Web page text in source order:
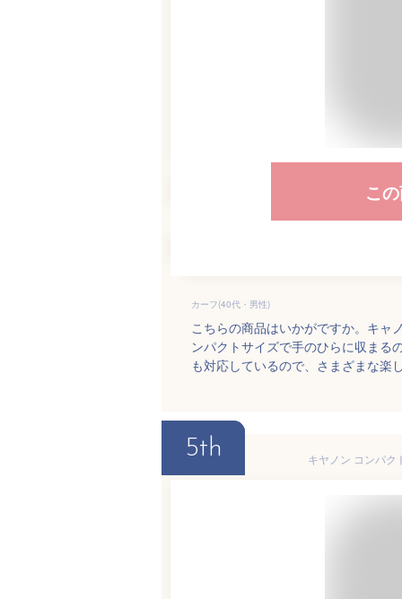
こ
カーフ(40代・男性)
こちらの商品はいかがですか。キャ
ンパクトサイズで手のひらに収まる
も対応しているので、さまざまな楽
5th キヤノン コンパ